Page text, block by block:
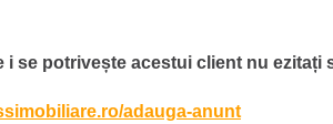
i se potrivește acestui client nu ezitați
adauga-anunt